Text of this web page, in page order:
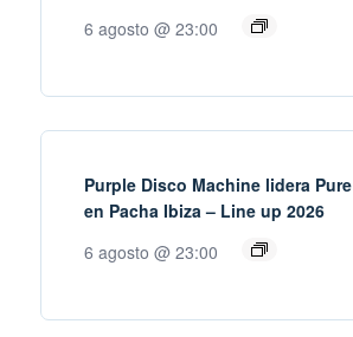
6 agosto @ 23:00
Purple Disco Machine lidera
en Pacha Ibiza – Line up 2026
6 agosto @ 23:00